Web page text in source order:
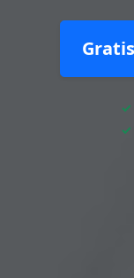
✓
✓